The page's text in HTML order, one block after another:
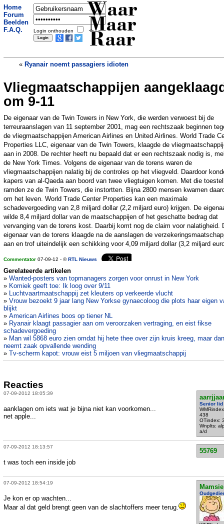
Home
Forum
Beelden
F.A.Q.
Login onthouden
Waar
Maar
Raar
« Ryanair noemt passagiers idioten
Ontploffende ratten op het strand»
Vliegmaatschappijen
om 9-11
De eigenaar van de Twin Towers in New York, die werden verwoest bij de
terreuraanslagen van 11 september 2001, mag een rechtszaak beginnen
de vliegmaatschappijen American Airlines en United Airlines. World Trade
Properties LLC, eigenaar van de Twin Towers, klaagde de
aan in 2008. De rechter heeft nu bepaald dat er een rechtszaak nodig is,
de New York Times. Volgens de eigenaar van de torens waren de
vliegmaatschappijen nalatig bij de controles op het vliegveld. Daardoor
kapers van al-Qaeda aan boord van twee vliegtuigen komen. Met die
ramden ze de Twin Towers, die instortten. Bijna 2800 mensen kwamen
om het leven. World Trade Center Properties kan een maximale
schadevergoeding van 2,8 miljard dollar (2,2 miljard euro) krijgen. De
wilde 8,4 miljard dollar van de maatschappijen of het geschatte bedrag dat
vervanging van de torens kost. Daarbij komt nog de claim voor nalatigheid.
eigenaar van de torens klaagde na de aanslagen de
aan en trof uiteindelijk een schikking voor 4,09 miljard dollar (3,2 miljard
Commentator 07-09-12 - ©RTL Nieuws
Gerelateerde artikelen
» Wanted-posters van topmanagers zorgen voor onrust in New York
» Komiek geeft toe: Ik loog over 9/11
» Luchtvaartmaatschappij zet kleuters op verkeerde vlucht
» Vrouw bezoekt 9 jaar lang New Yorkse gynaecoloog die plots haar eigen
blijkt
» American Airlines boos op tiener NL
» Ryanair klaagt passagier aan om veroorzaken vertraging, en eist fikse
schadevergoeding
» Man wil 5868 euro zien omdat hij hete thee over zijn kruis kreeg, maar dan
neemt zaak opvallende wending
» Tv-scherm kapot: vrouw eist 5 miljoen van vliegmaatschappij
Reacties
07-09-2012 18:05:39
Senior lid
438
OTindex:
Wnplts:
a/d
aanklagen om iets wat je bijna niet kan voorkomen...
net apple...
07-09-2012 18:13:57
55769
t was toch een inside job
07-09-2012 18:54:19
Mamsie
Je kon er op wachten...
Maar al dat geld brengt geen van de slachtoffers meer terug.